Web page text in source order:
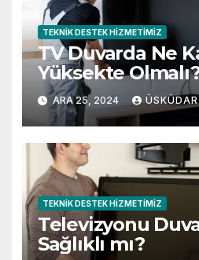
TEKNIK DESTEK HIZMETIMIZ
TV Duvarda Ne
Yüksekte
ARA 25, 2024
TEKNIK DESTEK HIZMETIMIZ
Televizyonu
Sağlıklı mı?